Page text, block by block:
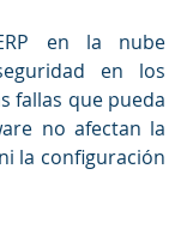
en la nube
en los
fallas que pueda
no afectan la
la configuración